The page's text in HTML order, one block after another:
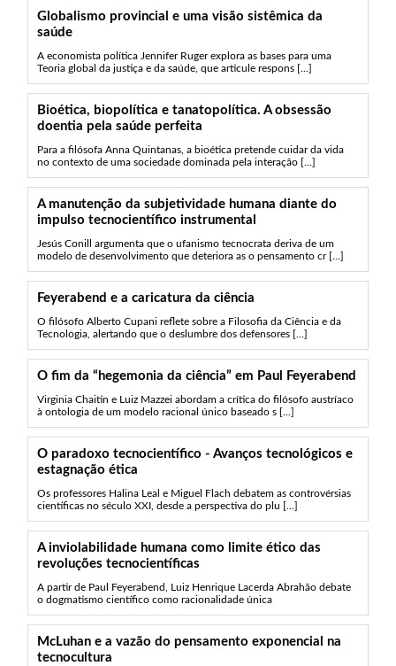
Globalismo provincial e uma visão sistêmica da
saúde
A economista política Jennifer Ruger explora as bases para uma
Teoria global da justiça e da saúde, que articule respons [...]
Bioética, biopolítica e tanatopolítica. A obsessão
doentia pela saúde perfeita
Para a filósofa Anna Quintanas, a bioética pretende cuidar da vida
no contexto de uma sociedade dominada pela interação [...]
A manutenção da subjetividade humana diante do
impulso tecnocientífico instrumental
Jesús Conill argumenta que o ufanismo tecnocrata deriva de um
modelo de desenvolvimento que deteriora as o pensamento cr [...]
Feyerabend e a caricatura da ciência
O filósofo Alberto Cupani reflete sobre a Filosofia da Ciência e da
Tecnologia, alertando que o deslumbre dos defensores [...]
O fim da “hegemonia da ciência” em Paul Feyerabend
Virginia Chaitin e Luiz Mazzei abordam a crítica do filósofo austríaco
à ontologia de um modelo racional único baseado s [...]
O paradoxo tecnocientífico - Avanços tecnológicos e
estagnação ética
Os professores Halina Leal e Miguel Flach debatem as controvérsias
científicas no século XXI, desde a perspectiva do plu [...]
A inviolabilidade humana como limite ético das
revoluções tecnocientíficas
A partir de Paul Feyerabend, Luiz Henrique Lacerda Abrahão debate
o dogmatismo científico como racionalidade única
McLuhan e a vazão do pensamento exponencial na
tecnocultura